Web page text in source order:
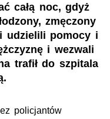
całą noc, gdyż
zmęczony
udzielili pomocy i
i wezwali
trafił do szpitala
policjantów